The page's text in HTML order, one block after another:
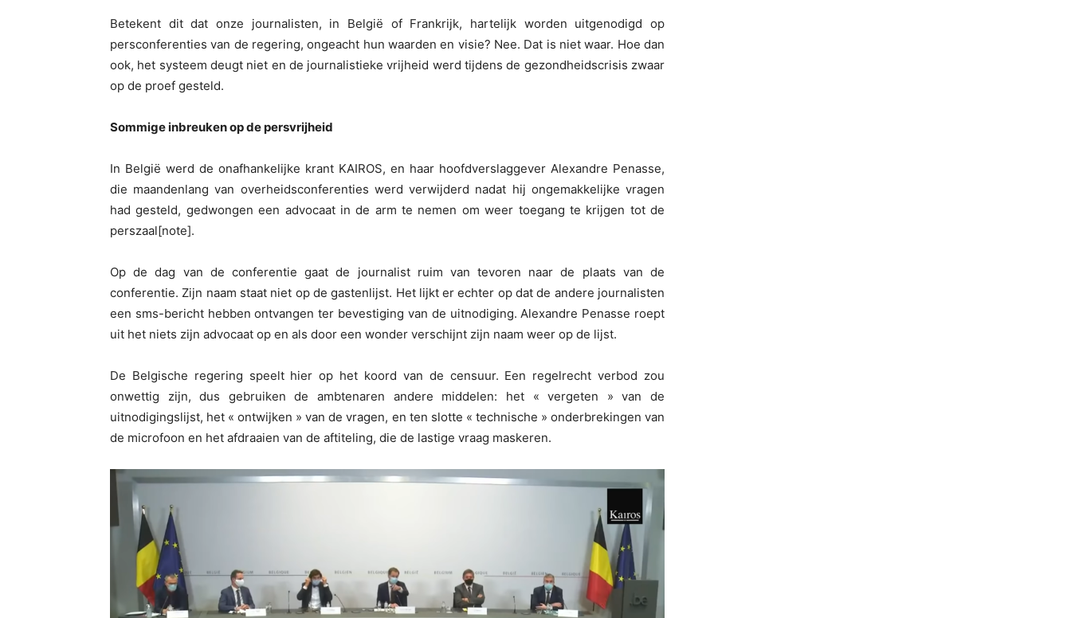
Betekent dit dat onze journalisten, in België of Frankrijk, hartelijk worden uitgenodigd op
persconferenties van de regering, ongeacht hun waarden en visie? Nee. Dat is niet waar. Hoe dan
ook, het systeem deugt niet en de journalistieke vrijheid werd tijdens de gezondheidscrisis zwaar
op de proef gesteld.
Sommige inbreuken op de persvrijheid
In België werd de onafhankelijke krant KAIROS, en haar hoofdverslaggever Alexandre Penasse,
die maandenlang van overheidsconferenties werd verwijderd nadat hij ongemakkelijke vragen
had gesteld, gedwongen een advocaat in de arm te nemen om weer toegang te krijgen tot de
perszaal[note].
Op de dag van de conferentie gaat de journalist ruim van tevoren naar de plaats van de
conferentie. Zijn naam staat niet op de gastenlijst. Het lijkt er echter op dat de andere journalisten
een sms-bericht hebben ontvangen ter bevestiging van de uitnodiging. Alexandre Penasse roept
uit het niets zijn advocaat op en als door een wonder verschijnt zijn naam weer op de lijst.
De Belgische regering speelt hier op het koord van de censuur. Een regelrecht verbod zou
onwettig zijn, dus gebruiken de ambtenaren andere middelen: het « vergeten » van de
uitnodigingslijst, het « ontwijken » van de vragen, en ten slotte « technische » onderbrekingen van
de microfoon en het afdraaien van de aftiteling, die de lastige vraag maskeren.